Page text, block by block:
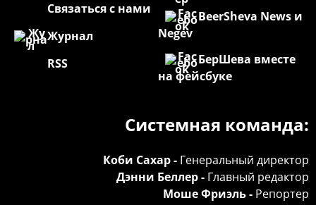
BeerSheva News и
Negev
БерШева вместе
на фейсбуке
Связаться с нами
Журнал
RSS
Системная команда:
Коби Сахар - Генеральный директор
Дэнни Беллер - Главный редактор
Моше Фриэль - Репортер